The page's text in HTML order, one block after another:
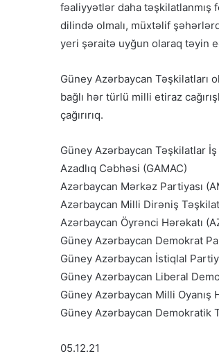
fəaliyyətlər daha təşkilatlanmış
dilində olmalı, müxtəlif
yeri şəraitə uyğun olaraq təyin
Güney Azərbaycan Təşkilatları
bağlı hər türlü milli etiraz
çağırırıq.
Güney Azərbaycan Təşkilatlar
Azadlıq Cəbhəsi (GAMAC)
Azərbaycan Mərkəz Partiyası
Azərbaycan Milli Dirəniş
Azərbaycan Öyrənci Hərəkatı
Güney Azərbaycan Demokrat
Güney Azərbaycan İstiqlal
Güney Azərbaycan Liberal
Güney Azərbaycan Milli Oyanış
Güney Azərbaycan Demokratik
05.12.21